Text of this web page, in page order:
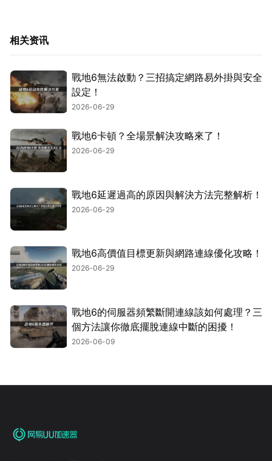
相关资讯
戰地6無法啟動？三招搞定網路易外掛與安全
設定！
2026-06-29
戰地6卡頓？全場景解決攻略來了！
2026-06-29
戰地6延遲過高的原因與解決方法完整解析！
2026-06-29
戰地6高價值目標更新與網路連線優化攻略！
2026-06-29
戰地6的伺服器頻繁斷開連線該如何處理？三
個方法讓你徹底擺脫連線中斷的困擾！
2026-06-09